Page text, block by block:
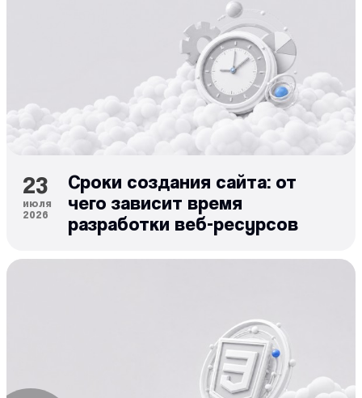
23
июля
2026
Сроки создания сайта: от
чего зависит время
разработки веб-ресурсов